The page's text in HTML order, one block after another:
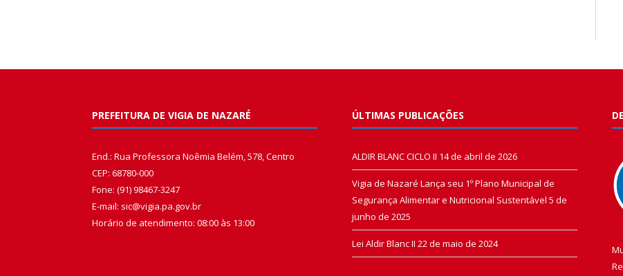
PREFEITURA DE VIGIA DE NAZARÉ
End.: Rua Professora Noêmia Belém, 578, Centro
CEP: 68780-000
Fone: (91) 98467-3247
E-mail: sic@vigia.pa.gov.br
Horário de atendimento: 08:00 às 13:00
ÚLTIMAS PUBLICAÇÕES
ALDIR BLANC CICLO II 14 de abril de 2026
Vigia de Nazaré Lança seu 1º Plano Municipal de
Segurança Alimentar e Nutricional Sustentável 5 de
junho de 2025
Lei Aldir Blanc II 22 de maio de 2024